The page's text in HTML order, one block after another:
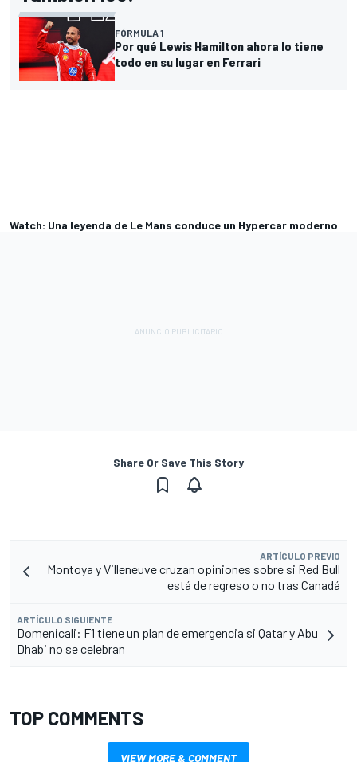
FÓRMULA 1
Por qué Lewis Hamilton ahora lo tiene
todo en su lugar en Ferrari
Watch: Una leyenda de Le Mans conduce un Hypercar moderno
Share Or Save This Story
ARTÍCULO PREVIO
Montoya y Villeneuve cruzan opiniones sobre si Red Bull
está de regreso o no tras Canadá
ARTÍCULO SIGUIENTE
Domenicali: F1 tiene un plan de emergencia si Qatar y Abu
Dhabi no se celebran
TOP COMMENTS
VIEW MORE & COMMENT